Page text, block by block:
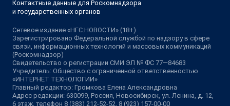
Контактные данные для Роскомнадзора
и государственных органов
Сетевое издание «НГС.НОВОСТИ» (18+)
Зарегистрировано Федеральной службой по надзору в сфере
связи, информационных технологий и массовых коммуникаций
(Роскомнадзор)
Свидетельство о регистрации СМИ ЭЛ № ФС 77—84683
Учредитель: Общество с ограниченной ответственностью
«ИНТЕРНЕТ ТЕХНОЛОГИИ»
Главный редактор: Громкова Елена Александровна
Адрес редакции: 630099, Россия, Новосибирск, ул. Ленина, д. 12,
6 этаж, телефон 8 (383) 212-52-52, 8 (923) 157-00-00